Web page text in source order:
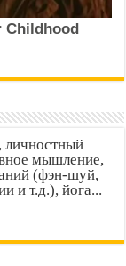
личностный
мышление,
(фэн-шуй,
и т.д.), йога...